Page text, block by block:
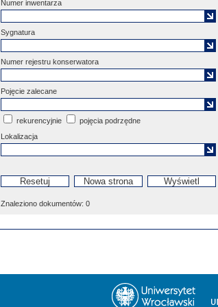
Numer inwentarza
Sygnatura
Numer rejestru konserwatora
Pojęcie zalecane
rekurencyjnie
pojęcia podrzędne
Lokalizacja
Znaleziono dokumentów: 0